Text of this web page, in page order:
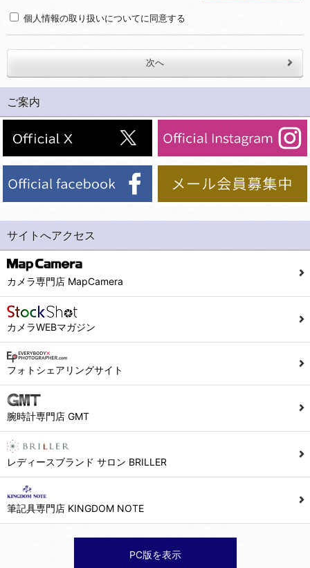
・お問合せへの対応のため
(2)法令等により開示を求められた場合。
(5)業務を円滑に進めるために、外部業者に個人データの一部又は全部の処理を委託する場合（ただし、委託する場合は委託した個人データの安全管理が図られるように、委託先に対する必要かつ適切な監督を行ないます）。
当社への個人情報の提供はお客様の任意ですが、必要な個人情報をご提供いただけない場合、当社のサービス等が利用できない場合がありますのでご了承下さい。
５．ご本人が容易に知覚できない方法による個人情報の取得
６．個人情報に関するお問合せ対応
(1)当社は、当社の保有する個人データに関し、ご本人から利用目的の通知，開示，内容の訂正，追加又は削除，利用の停止，消去及び第三者への提供の停止の請求などがあれば、ご本人の確認をさせていただいた上で、速やかに対応します。また当社の個人情報の取り扱いに関するご質問、ご相談にも対応いたします。尚、シュッピン会員のお客様は、当社が保有する個人データの削除を要求する権利があります。
(2)当社の個人情報に関するお問合せは、以下の窓口で承ります。お問合せの内容により必要な書類提出や質問へのご回答をお願いすることがあります。
シュッピン株式会社 個人情報相談窓口
Mail：privacy@syuppin.com (受付)
個人情報の取り扱いについてに同意する
ご案内
サイトへアクセス
カメラ専門店 MapCamera
カメラWEBマガジン
フォトシェアリングサイト
腕時計専門店 GMT
レディースブランド サロン BRILLER
筆記具専門店 KINGDOM NOTE
PC版を表示